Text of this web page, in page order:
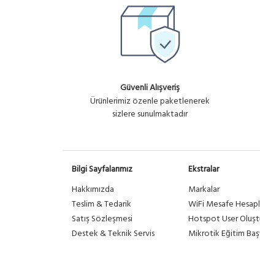
Güvenli Alışveriş
Ürünlerimiz özenle paketlenerek
sizlere sunulmaktadır
Bilgi Sayfalarımız
Hakkımızda
Teslim & Tedarik
Satış Sözleşmesi
Destek & Teknik Servis
Ekstralar
Markalar
WiFi Mesafe
Hotspot User
Mikrotik Eğitim